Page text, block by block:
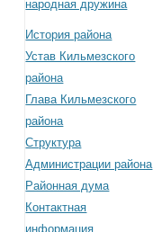
народная дружина
История района
Устав Кильмезского
района
Глава Кильмезского
района
Структура
Администрации района
Районная дума
Контактная
информация